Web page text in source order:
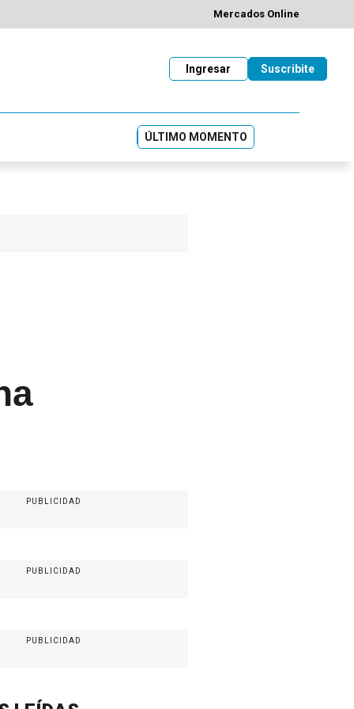
Mercados Online
Suscribite
Ingresar
ÚLTIMO MOMENTO
PUBLICIDAD
PUBLICIDAD
PUBLICIDAD